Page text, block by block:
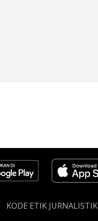
KODE ETIK JURNALISTIK